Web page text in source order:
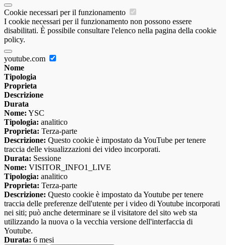
Cookie necessari per il funzionamento
I cookie necessari per il funzionamento non possono essere
disabilitati. È possibile consultare l'elenco nella pagina della cookie
policy.
youtube.com
Nome
Tipologia
Proprieta
Descrizione
Durata
Nome: YSC
Tipologia: analitico
Proprieta: Terza-parte
Descrizione: Questo cookie è impostato da YouTube per tenere
traccia delle visualizzazioni dei video incorporati.
Durata: Sessione
Nome: VISITOR_INFO1_LIVE
Tipologia: analitico
Proprieta: Terza-parte
Descrizione: Questo cookie è impostato da Youtube per tenere
traccia delle preferenze dell'utente per i video di Youtube incorporati
nei siti; può anche determinare se il visitatore del sito web sta
utilizzando la nuova o la vecchia versione dell'interfaccia di
Youtube.
Durata: 6 mesi